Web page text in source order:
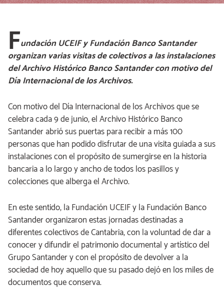
Fundación UCEIF y Fundación Banco Santander
organizan varias visitas de colectivos a las instalaciones
del Archivo Histórico Banco Santander con motivo del
Día Internacional de los Archivos.
Con motivo del Día Internacional de los Archivos que se
celebra cada 9 de junio, el Archivo Histórico Banco
Santander abrió sus puertas para recibir a más 100
personas que han podido disfrutar de una visita guiada a sus
instalaciones con el propósito de sumergirse en la historia
bancaria a lo largo y ancho de todos los pasillos y
colecciones que alberga el Archivo.
En este sentido, la Fundación UCEIF y la Fundación Banco
Santander organizaron estas jornadas destinadas a
diferentes colectivos de Cantabria, con la voluntad de dar a
conocer y difundir el patrimonio documental y artístico del
Grupo Santander y con el propósito de devolver a la
sociedad de hoy aquello que su pasado dejó en los miles de
documentos que conserva.